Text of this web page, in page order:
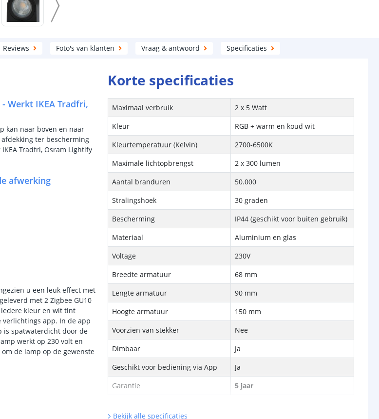
Reviews Foto's van klanten Vraag & antwoord Specificaties
Werkt IKEA Tradfri,
kan naar boven en naar
ter bescherming
Tradfri, Osram Lightify
afwerking
u een leuk effect met
met 2 Zigbee GU10
iedere kleur en wit tint
verlichtings app. In de app
is spatwaterdicht door de
werkt op 230 volt en
de lamp op de gewenste
Korte specificaties
Maximaal verbruik
2 x 5 Watt
Kleur
RGB + warm en koud wit
Kleurtemperatuur (Kelvin)
2700-6500K
Maximale lichtopbrengst
2 x 300 lumen
Aantal branduren
50.000
Stralingshoek
30 graden
Bescherming
IP44 (geschikt voor buiten gebruik)
Materiaal
Aluminium en glas
Voltage
230V
Breedte armatuur
68 mm
Lengte armatuur
90 mm
Hoogte armatuur
150 mm
Voorzien van stekker
Nee
Dimbaar
Ja
Geschikt voor bediening via App
Ja
Garantie
5 jaar
Bekijk alle specificaties